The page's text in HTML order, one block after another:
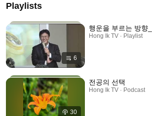
Playlists
6
행운을 부르는 방향
Hong Ik TV · Playlist
30
전공의 선택
Hong Ik TV · Podcast